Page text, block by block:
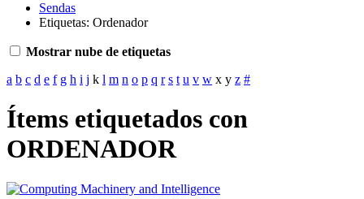
Sendas
Etiquetas: Ordenador
Mostrar nube de etiquetas
a b c d e f g h i j k l m n o p q r s t u v w x y z #
Ítems etiquetados con
ORDENADOR